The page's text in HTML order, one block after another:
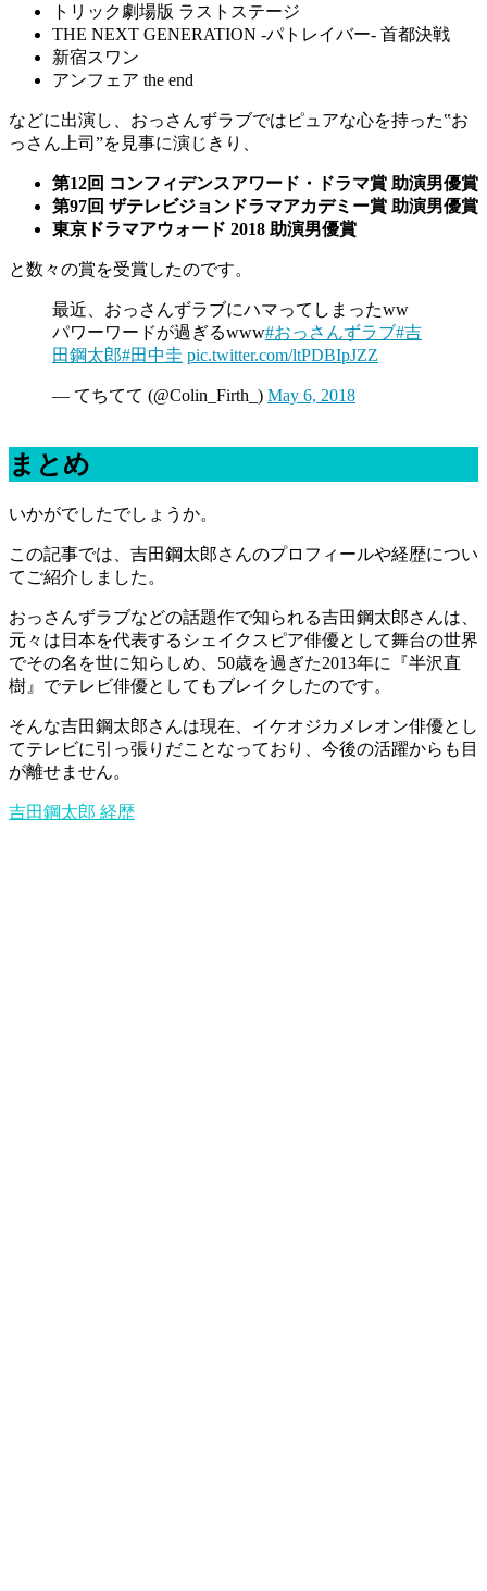
トリック劇場版 ラストステージ
THE NEXT GENERATION -パトレイバー- 首都決戦
新宿スワン
アンフェア the end
などに出演し、おっさんずラブではピュアな心を持った‟お
っさん上司 ”を見事に演じきり、
第12回 コンフィデンスアワード・ドラマ賞 助演男優賞
第97回 ザテレビジョンドラマアカデミー賞 助演男優賞
東京ドラマアウォード 2018 助演男優賞
と数々の賞を受賞したのです。
最近、おっさんずラブにハマってしまったww
パワーワードが過ぎるwww#おっさんずラブ#吉
田鋼太郎#田中圭 pic.twitter.com/ltPDBIpJZZ
— てちてて (@Colin_Firth_) May 6, 2018
まとめ
いかがでしたでしょうか。
この記事では、吉田鋼太郎さんのプロフィールや経歴につい
てご紹介しました。
おっさんずラブなどの話題作で知られる吉田鋼太郎さんは、
元々は日本を代表するシェイクスピア俳優として舞台の世界
でその名を世に知らしめ、50歳を過ぎた2013年に『半沢直
樹』でテレビ俳優としてもブレイクしたのです。
そんな吉田鋼太郎さんは現在、イケオジカメレオン俳優とし
てテレビに引っ張りだことなっており、今後の活躍からも目
が離せません。
吉田鋼太郎 経歴